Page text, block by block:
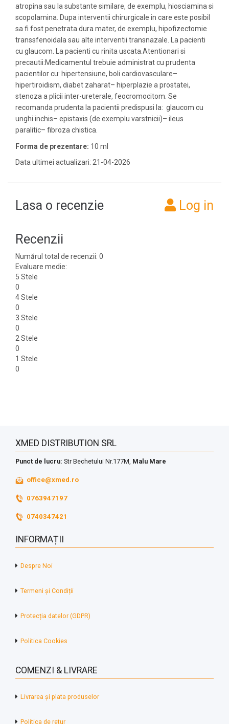
atropina sau la substante similare, de exemplu, hiosciamina si
scopolamina. Dupa interventii chirurgicale in care este posibil
sa fi fost penetrata dura mater, de exemplu, hipofizectomie
transsfenoidala sau alte interventii transnazale. La pacienti
cu glaucom. La pacienti cu rinita uscata.Atentionari si
precautii:Medicamentul trebuie administrat cu prudenta
pacientilor cu: hipertensiune, boli cardiovasculare–
hipertiroidism, diabet zaharat– hiperplazie a prostatei,
stenoza a plicii inter-ureterale, feocromocitom. Se
recomanda prudenta la pacientii predispusi la: glaucom cu
unghi inchis– epistaxis (de exemplu varstnicii)– ileus
paralitic– fibroza chistica.
Forma de prezentare: 10 ml
Data ultimei actualizari: 21-04-2026
Lasa o recenzie Log in
Recenzii
Numărul total de recenzii: 0
Evaluare medie:
5 Stele
0
4 Stele
0
3 Stele
0
2 Stele
0
1 Stele
0
XMED DISTRIBUTION SRL
Punct de lucru: Str Bechetului Nr.177M, Malu Mare
office@xmed.ro
0763947197
0740347421
INFORMAȚII
Despre Noi
Termeni și Condiții
Protecția datelor (GDPR)
Politica Cookies
COMENZI & LIVRARE
Livrarea și plata produselor
Politica de retur